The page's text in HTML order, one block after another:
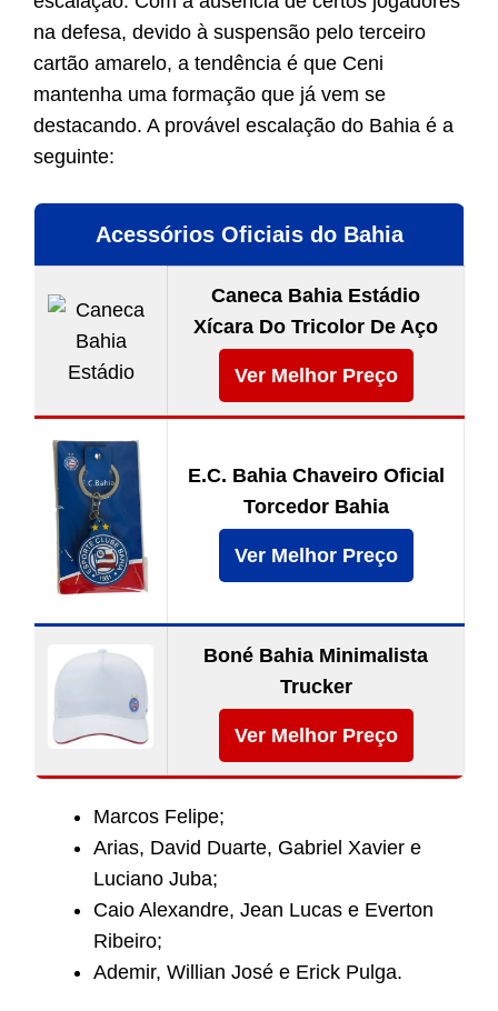
na defesa, devido à suspensão pelo terceiro
cartão amarelo, a tendência é que Ceni
mantenha uma formação que já vem se
destacando. A provável escalação do Bahia é a
seguinte:
Acessórios Oficiais do Bahia
Caneca Bahia Estádio
Xícara Do Tricolor De Aço
Ver Melhor Preço
E.C. Bahia Chaveiro Oficial
Torcedor Bahia
Ver Melhor Preço
Boné Bahia Minimalista
Trucker
Ver Melhor Preço
Marcos Felipe;
Arias, David Duarte, Gabriel Xavier e
Luciano Juba;
Caio Alexandre, Jean Lucas e Everton
Ribeiro;
Ademir, Willian José e Erick Pulga.